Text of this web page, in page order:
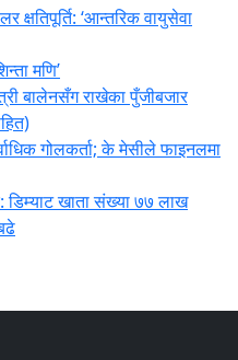
क्षतिपूर्ति: ‘आन्तरिक वायुसेवा
मणि’
‍बालेनसँग राखेका पुँजीबजार
गोलकर्ता; के मेसीले फाइनलमा
डिम्याट खाता संख्या ७७ लाख